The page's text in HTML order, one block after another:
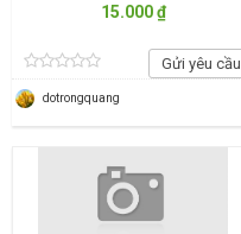
15.000 ₫
Gửi yêu cầu
dotrongquang